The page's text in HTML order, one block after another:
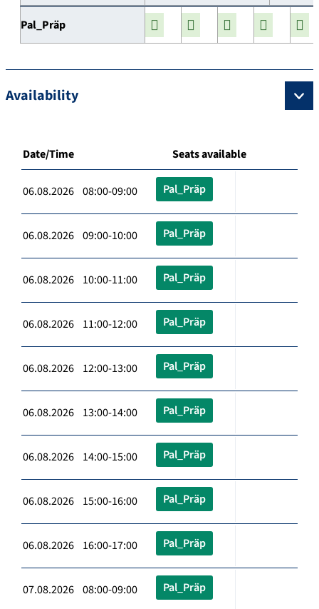
Pal_Präp
Availability
Date/Time Seats available
06.08.2026 08:00-09:00 Pal_Präp
06.08.2026 09:00-10:00 Pal_Präp
06.08.2026 10:00-11:00 Pal_Präp
06.08.2026 11:00-12:00 Pal_Präp
06.08.2026 12:00-13:00 Pal_Präp
06.08.2026 13:00-14:00 Pal_Präp
06.08.2026 14:00-15:00 Pal_Präp
06.08.2026 15:00-16:00 Pal_Präp
06.08.2026 16:00-17:00 Pal_Präp
07.08.2026 08:00-09:00 Pal_Präp